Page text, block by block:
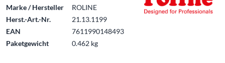
Marke / Hersteller
ROLINE
Herst.-Art.-Nr.
21.13.1199
EAN
7611990148493
Paketgewicht
0.462 kg